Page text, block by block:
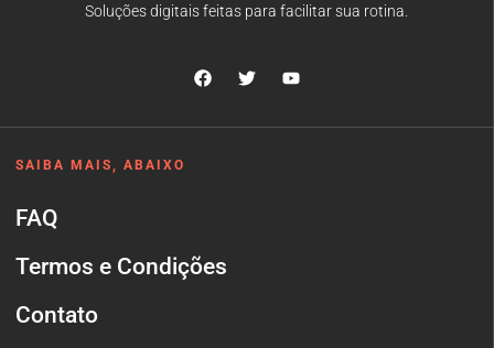
Soluções digitais feitas para facilitar sua rotina.
SAIBA MAIS, ABAIXO
FAQ
Termos e Condições
Contato